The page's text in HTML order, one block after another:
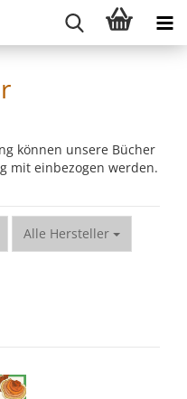
können unsere Bücher
mit einbezogen werden.
Alle Hersteller